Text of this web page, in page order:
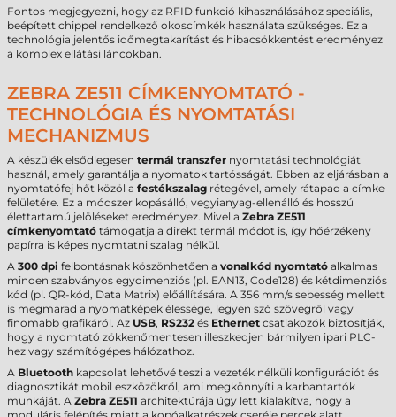
Fontos megjegyezni, hogy az RFID funkció kihasználásához speciális,
beépített chippel rendelkező okoscímkék használata szükséges. Ez a
technológia jelentős időmegtakarítást és hibacsökkentést eredményez
a komplex ellátási láncokban.
ZEBRA ZE511 CÍMKENYOMTATÓ -
TECHNOLÓGIA ÉS NYOMTATÁSI
MECHANIZMUS
A készülék elsődlegesen termál transzfer nyomtatási technológiát
használ, amely garantálja a nyomatok tartósságát. Ebben az eljárásban a
nyomtatófej hőt közöl a festékszalag rétegével, amely rátapad a címke
felületére. Ez a módszer kopásálló, vegyianyag-ellenálló és hosszú
élettartamú jelöléseket eredményez. Mivel a Zebra ZE511
címkenyomtató támogatja a direkt termál módot is, így hőérzékeny
papírra is képes nyomtatni szalag nélkül.
A 300 dpi felbontásnak köszönhetően a vonalkód nyomtató alkalmas
minden szabványos egydimenziós (pl. EAN13, Code128) és kétdimenziós
kód (pl. QR-kód, Data Matrix) előállítására. A 356 mm/s sebesség mellett
is megmarad a nyomatképek élessége, legyen szó szövegről vagy
finomabb grafikáról. Az USB, RS232 és Ethernet csatlakozók biztosítják,
hogy a nyomtató zökkenőmentesen illeszkedjen bármilyen ipari PLC-
hez vagy számítógépes hálózathoz.
A Bluetooth kapcsolat lehetővé teszi a vezeték nélküli konfigurációt és
diagnosztikát mobil eszközökről, ami megkönnyíti a karbantartók
munkáját. A Zebra ZE511 architektúrája úgy lett kialakítva, hogy a